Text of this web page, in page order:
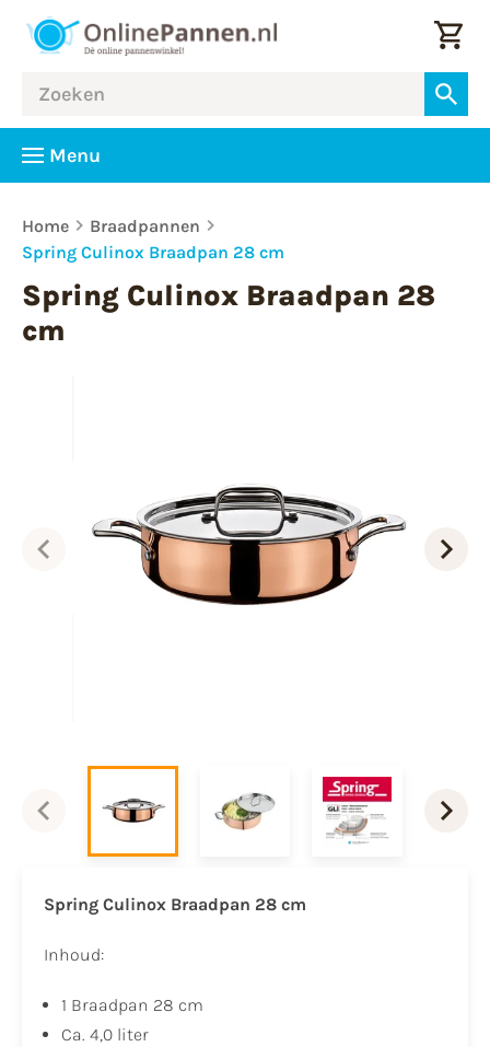
Menu
Home
Braadpannen
Spring Culinox Braadpan 28 cm
Spring Culinox Braadpan 28
cm
Spring Culinox Braadpan 28 cm
Inhoud:
1 Braadpan 28 cm
Ca. 4,0 liter